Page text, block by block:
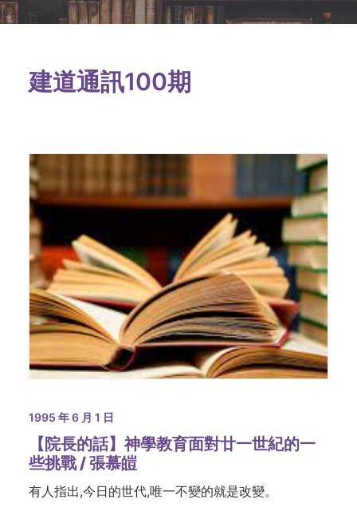
建道通訊100期
1995 年 6 月 1 日
【院長的話】神學教育面對廿一世紀的一
些挑戰 / 張慕皚
有人指出,今日的世代,唯一不變的就是改變。